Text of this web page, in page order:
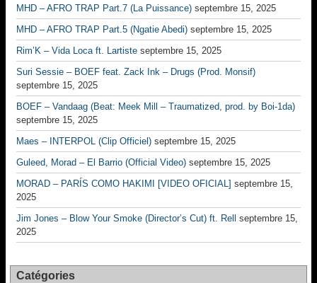
MHD – AFRO TRAP Part.7 (La Puissance) septembre 15, 2025
MHD – AFRO TRAP Part.5 (Ngatie Abedi) septembre 15, 2025
Rim’K – Vida Loca ft. Lartiste septembre 15, 2025
Suri Sessie – BOEF feat. Zack Ink – Drugs (Prod. Monsif)
septembre 15, 2025
BOEF – Vandaag (Beat: Meek Mill – Traumatized, prod. by Boi-1da)
septembre 15, 2025
Maes – INTERPOL (Clip Officiel) septembre 15, 2025
Guleed, Morad – El Barrio (Official Video) septembre 15, 2025
MORAD – PARÍS COMO HAKIMI [VIDEO OFICIAL] septembre 15,
2025
Jim Jones – Blow Your Smoke (Director’s Cut) ft. Rell
septembre 15,
2025
Catégories